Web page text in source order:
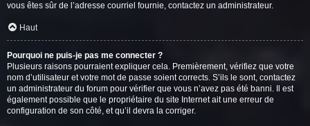
vous êtes sûr de l’adresse courriel fournie, contactez un administrateur.
Haut
Pourquoi ne puis-je pas me connecter ?
Plusieurs raisons pourraient expliquer cela. Premièrement, vérifiez que votre
nom d’utilisateur et votre mot de passe soient corrects. S’ils le sont, contactez
un administrateur du forum pour vérifier que vous n’avez pas été banni. Il est
également possible que le propriétaire du site Internet ait une erreur de
configuration de son côté, et qu’il devra la corriger.